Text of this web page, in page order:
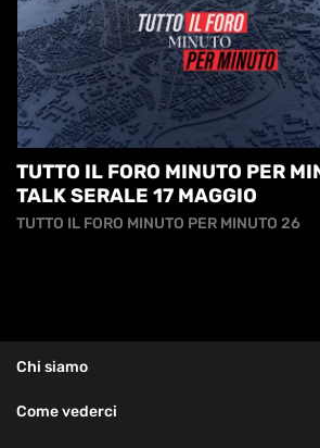
TUTTO IL FORO MINUTO PER
TALK SERALE 17 MAGGIO
TUTTO IL FORO MINUTO PER MINUTO 26
Chi siamo
Come vederci